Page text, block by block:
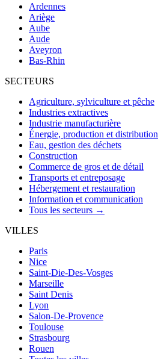
Ardennes
Ariège
Aube
Aude
Aveyron
Bas-Rhin
SECTEURS
Agriculture, sylviculture et pêche
Industries extractives
Industrie manufacturière
Énergie, production et distribution
Eau, gestion des déchets
Construction
Commerce de gros et de détail
Transports et entreposage
Hébergement et restauration
Information et communication
Tous les secteurs →
VILLES
Paris
Nice
Saint-Die-Des-Vosges
Marseille
Saint Denis
Lyon
Salon-De-Provence
Toulouse
Strasbourg
Rouen